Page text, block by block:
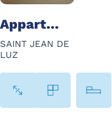
Appartement - 4 Pièce(s) - 75 m²
SAINT JEAN DE
LUZ